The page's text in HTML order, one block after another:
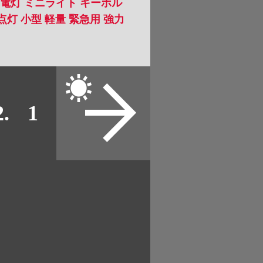
灯 ミニライト キーホル
灯 小型 軽量 緊急用 強力
1
2007
6